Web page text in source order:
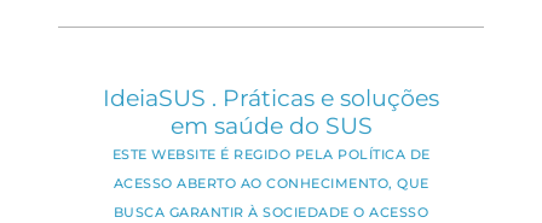
IdeiaSUS . Práticas e soluções
em saúde do SUS
ESTE WEBSITE É REGIDO PELA POLÍTICA DE
ACESSO ABERTO AO CONHECIMENTO, QUE
BUSCA GARANTIR À SOCIEDADE O ACESSO